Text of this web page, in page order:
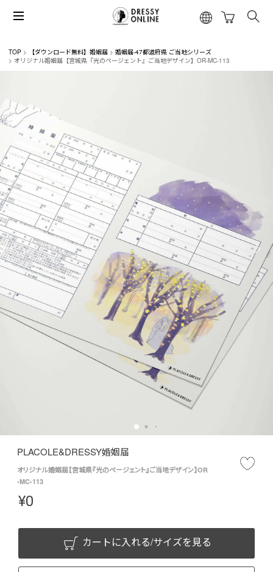
TOP 【ダウンロード無料】婚姻届
婚姻届-47都道府県 ご当地シリーズ
オリジナル婚姻届【宮城県『光のページェント』ご当地デザイン】OR-MC-113
PLACOLE&DRESSY婚姻届
オリジナル婚姻届【宮城県『光のページェント』ご当地デザイン】OR
-MC-113
¥0
カートに入れる/サイズを見る